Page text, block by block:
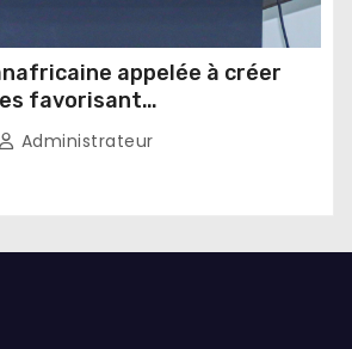
appelée à créer
favorisant
dans les pays d’origine
Administrateur